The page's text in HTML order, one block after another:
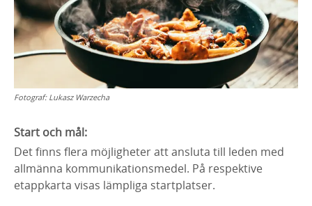
Fotograf: Lukasz Warzecha
Start och mål:
Det finns flera möjligheter att ansluta till leden med
allmänna kommunikationsmedel. På respektive
etappkarta visas lämpliga startplatser.